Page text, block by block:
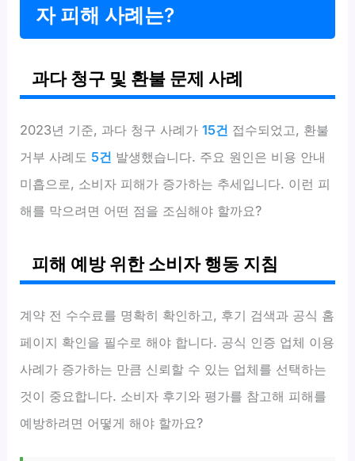
자 피해 사례는?
과다 청구 및 환불 문제 사례
2023년 기준, 과다 청구 사례가15건 접수되었고, 환불
거부 사례도 5건 발생했습니다. 주요 원인은 비용 안내
미흡으로, 소비자 피해가 증가하는 추세입니다. 이런 피
해를 막으려면 어떤 점을 조심해야 할까요?
피해 예방 위한 소비자 행동 지침
계약 전 수수료를 명확히 확인하고, 후기 검색과 공식 홈
페이지 확인을 필수로 해야 합니다. 공식 인증 업체 이용
사례가 증가하는 만큼 신뢰할 수 있는 업체를 선택하는
것이 중요합니다. 소비자 후기와 평가를 참고해 피해를
예방하려면 어떻게 해야 할까요?